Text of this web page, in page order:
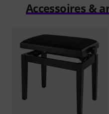
Accessoires &